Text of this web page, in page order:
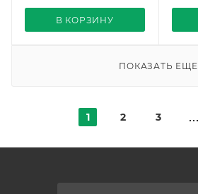
В КОРЗИНУ
ПОКАЗАТЬ ЕЩЕ
1 2 3